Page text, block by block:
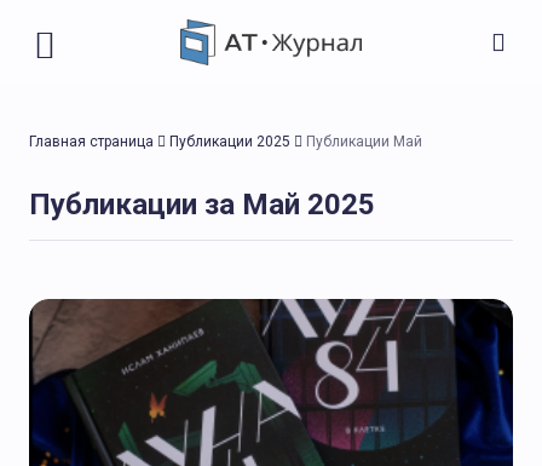
Главная страница Публикации 2025 Публикации Май
Публикации за Май 2025